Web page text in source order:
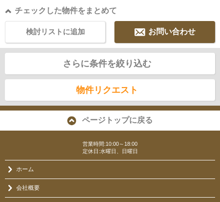
チェックした物件をまとめて
お問い合わせ
検討リストに追加
さらに条件を絞り込む
物件リクエスト
ページトップに戻る
営業時間:10:00～18:00
定休日:水曜日、日曜日
ホーム
会社概要